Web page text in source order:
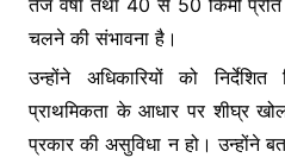
तेज वर्षा तथा 40 से 50 किमी
चलने की संभावना है।
उन्होंने अधिकारियों को
प्राथमिकता के आधार पर शीघ्र
प्रकार की असुविधा न हो। उन्होंने